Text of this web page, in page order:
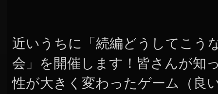
近いうちに「続編どうしてこう
会」を開催します！皆さんが知
性が大きく変わったゲーム（良